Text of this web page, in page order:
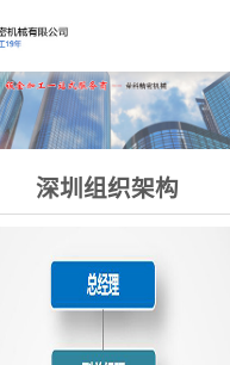
深圳组织架构